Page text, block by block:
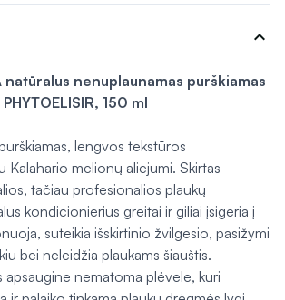
expand_more
natūralus nenuplaunamas purškiamas
150 ml
lengvos tekstūros
Kalahario melionų aliejumi. Skirtas
tačiau profesionalios plaukų
kondicionierius greitai ir giliai įsigeria į
suteikia išskirtinio žvilgesio, pasižymi
bei neleidžia plaukams šiauštis.
apsaugine nematoma plėvele, kuri